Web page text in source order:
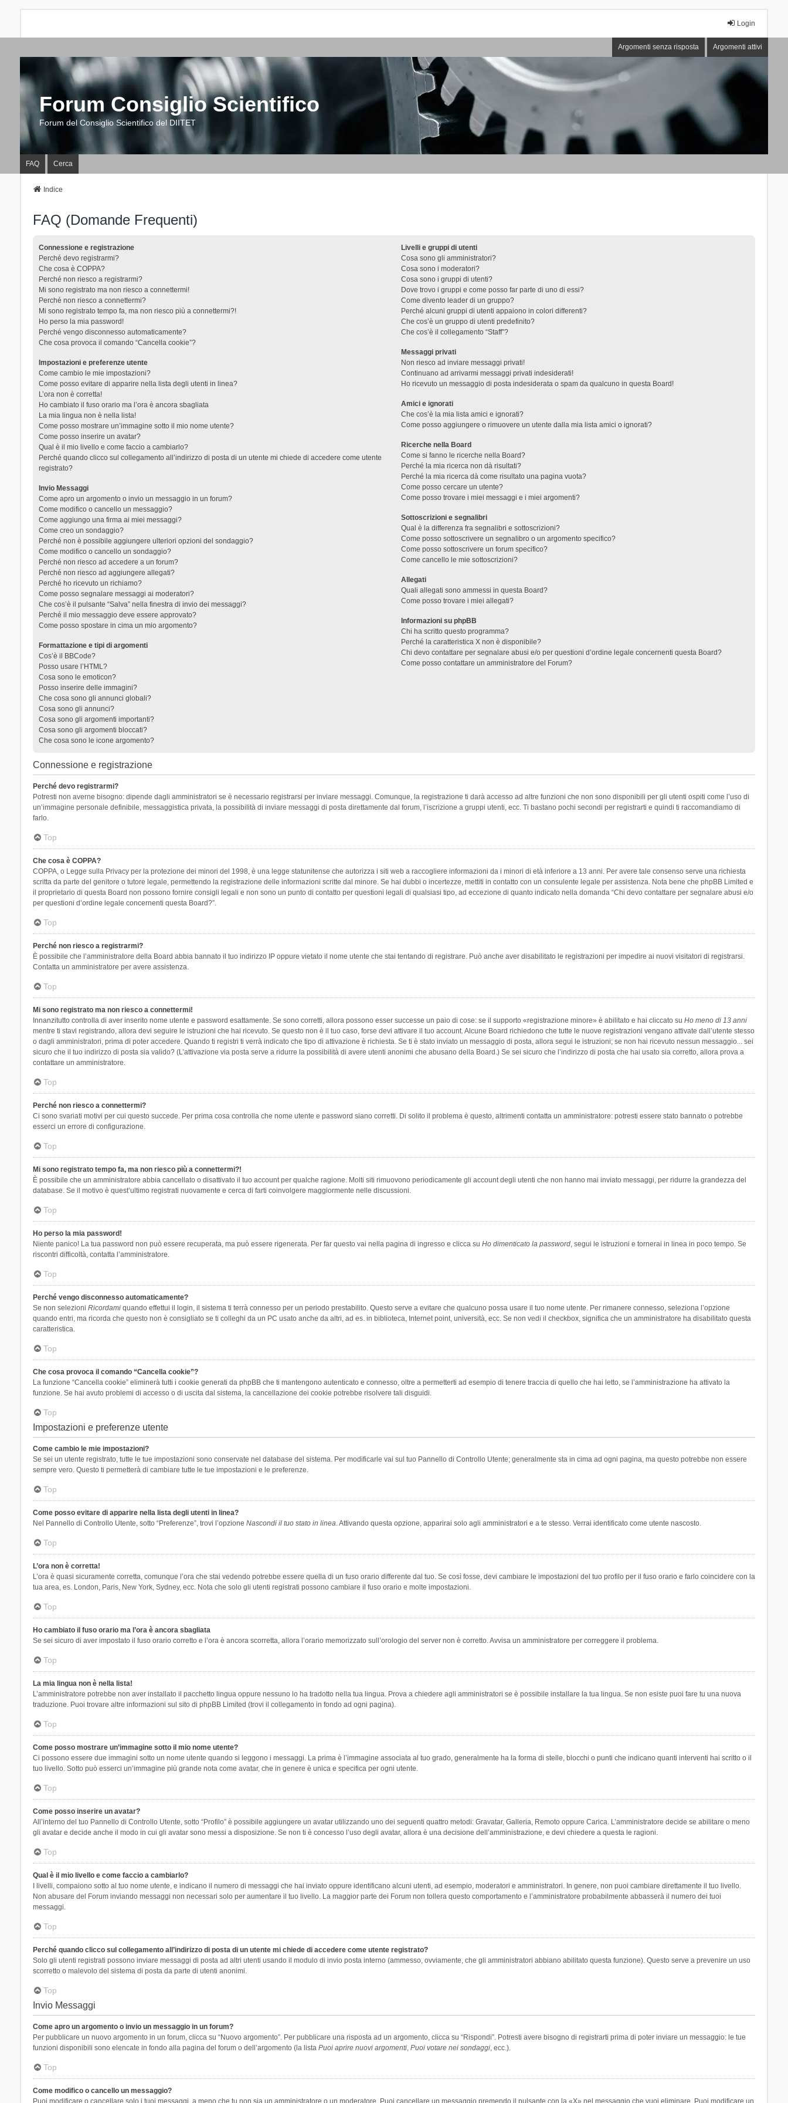
Login
Argomenti senza risposta Argomenti attivi
Forum Consiglio Scientifico
Forum del Consiglio Scientifico del DIITET
FAQ Cerca
Indice
FAQ (Domande Frequenti)
Connessione e registrazione
Perché devo registrarmi?
Che cosa è COPPA?
Perché non riesco a registrarmi?
Mi sono registrato ma non riesco a connettermi!
Perché non riesco a connettermi?
Mi sono registrato tempo fa, ma non riesco più a connettermi?!
Ho perso la mia password!
Perché vengo disconnesso automaticamente?
Che cosa provoca il comando “Cancella cookie”?
Impostazioni e preferenze utente
Come cambio le mie impostazioni?
Come posso evitare di apparire nella lista degli utenti in linea?
L’ora non è corretta!
Ho cambiato il fuso orario ma l’ora è ancora sbagliata
La mia lingua non è nella lista!
Come posso mostrare un’immagine sotto il mio nome utente?
Come posso inserire un avatar?
Qual è il mio livello e come faccio a cambiarlo?
Perché quando clicco sul collegamento all’indirizzo di posta di un utente mi chiede di accedere come utente
registrato?
Invio Messaggi
Come apro un argomento o invio un messaggio in un forum?
Come modifico o cancello un messaggio?
Come aggiungo una firma ai miei messaggi?
Come creo un sondaggio?
Perché non è possibile aggiungere ulteriori opzioni del sondaggio?
Come modifico o cancello un sondaggio?
Perché non riesco ad accedere a un forum?
Perché non riesco ad aggiungere allegati?
Perché ho ricevuto un richiamo?
Come posso segnalare messaggi ai moderatori?
Che cos’è il pulsante “Salva” nella finestra di invio dei messaggi?
Perché il mio messaggio deve essere approvato?
Come posso spostare in cima un mio argomento?
Formattazione e tipi di argomenti
Cos’è il BBCode?
Posso usare l’HTML?
Cosa sono le emoticon?
Posso inserire delle immagini?
Che cosa sono gli annunci globali?
Cosa sono gli annunci?
Cosa sono gli argomenti importanti?
Cosa sono gli argomenti bloccati?
Che cosa sono le icone argomento?
Livelli e gruppi di utenti
Cosa sono gli amministratori?
Cosa sono i moderatori?
Cosa sono i gruppi di utenti?
Dove trovo i gruppi e come posso far parte di uno di essi?
Come divento leader di un gruppo?
Perché alcuni gruppi di utenti appaiono in colori differenti?
Che cos’è un gruppo di utenti predefinito?
Che cos’è il collegamento “Staff”?
Messaggi privati
Non riesco ad inviare messaggi privati!
Continuano ad arrivarmi messaggi privati indesiderati!
Ho ricevuto un messaggio di posta indesiderata o spam da qualcuno in questa Board!
Amici e ignorati
Che cos’è la mia lista amici e ignorati?
Come posso aggiungere o rimuovere un utente dalla mia lista amici o ignorati?
Ricerche nella Board
Come si fanno le ricerche nella Board?
Perché la mia ricerca non dà risultati?
Perché la mia ricerca dà come risultato una pagina vuota?
Come posso cercare un utente?
Come posso trovare i miei messaggi e i miei argomenti?
Sottoscrizioni e segnalibri
Qual è la differenza fra segnalibri e sottoscrizioni?
Come posso sottoscrivere un segnalibro o un argomento specifico?
Come posso sottoscrivere un forum specifico?
Come cancello le mie sottoscrizioni?
Allegati
Quali allegati sono ammessi in questa Board?
Come posso trovare i miei allegati?
Informazioni su phpBB
Chi ha scritto questo programma?
Perché la caratteristica X non è disponibile?
Chi devo contattare per segnalare abusi e/o per questioni d’ordine legale concernenti questa Board?
Come posso contattare un amministratore del Forum?
Connessione e registrazione
Perché devo registrarmi?
Potresti non averne bisogno: dipende dagli amministratori se è necessario registrarsi per inviare messaggi. Comunque, la registrazione ti darà accesso ad altre funzioni che non sono disponibili per gli utenti ospiti come l’uso di
un’immagine personale definibile, messaggistica privata, la possibilità di inviare messaggi di posta direttamente dal forum, l’iscrizione a gruppi utenti, ecc. Ti bastano pochi secondi per registrarti e quindi ti raccomandiamo di
farlo.
Top
Che cosa è COPPA?
COPPA, o Legge sulla Privacy per la protezione dei minori del 1998, è una legge statunitense che autorizza i siti web a raccogliere informazioni da i minori di età inferiore a 13 anni. Per avere tale consenso serve una richiesta
scritta da parte del genitore o tutore legale, permettendo la registrazione delle informazioni scritte dal minore. Se hai dubbi o incertezze, mettiti in contatto con un consulente legale per assistenza. Nota bene che phpBB Limited e
il proprietario di questa Board non possono fornire consigli legali e non sono un punto di contatto per questioni legali di qualsiasi tipo, ad eccezione di quanto indicato nella domanda “Chi devo contattare per segnalare abusi e/o
per questioni d’ordine legale concernenti questa Board?”.
Top
Perché non riesco a registrarmi?
È possibile che l’amministratore della Board abbia bannato il tuo indirizzo IP oppure vietato il nome utente che stai tentando di registrare. Può anche aver disabilitato le registrazioni per impedire ai nuovi visitatori di registrarsi.
Contatta un amministratore per avere assistenza.
Top
Mi sono registrato ma non riesco a connettermi!
Innanzitutto controlla di aver inserito nome utente e password esattamente. Se sono corretti, allora possono esser successe un paio di cose: se il supporto «registrazione minore» è abilitato e hai cliccato su Ho meno di 13 anni
mentre ti stavi registrando, allora devi seguire le istruzioni che hai ricevuto. Se questo non è il tuo caso, forse devi attivare il tuo account. Alcune Board richiedono che tutte le nuove registrazioni vengano attivate dall’utente stesso
o dagli amministratori, prima di poter accedere. Quando ti registri ti verrà indicato che tipo di attivazione è richiesta. Se ti è stato inviato un messaggio di posta, allora segui le istruzioni; se non hai ricevuto nessun messaggio... sei
sicuro che il tuo indirizzo di posta sia valido? (L’attivazione via posta serve a ridurre la possibilità di avere utenti anonimi che abusano della Board.) Se sei sicuro che l’indirizzo di posta che hai usato sia corretto, allora prova a
contattare un amministratore.
Top
Perché non riesco a connettermi?
Ci sono svariati motivi per cui questo succede. Per prima cosa controlla che nome utente e password siano corretti. Di solito il problema è questo, altrimenti contatta un amministratore: potresti essere stato bannato o potrebbe
esserci un errore di configurazione.
Top
Mi sono registrato tempo fa, ma non riesco più a connettermi?!
È possibile che un amministratore abbia cancellato o disattivato il tuo account per qualche ragione. Molti siti rimuovono periodicamente gli account degli utenti che non hanno mai inviato messaggi, per ridurre la grandezza del
database. Se il motivo è quest’ultimo registrati nuovamente e cerca di farti coinvolgere maggiormente nelle discussioni.
Top
Ho perso la mia password!
Niente panico! La tua password non può essere recuperata, ma può essere rigenerata. Per far questo vai nella pagina di ingresso e clicca su Ho dimenticato la password, segui le istruzioni e tornerai in linea in poco tempo. Se
riscontri difficoltà, contatta l’amministratore.
Top
Perché vengo disconnesso automaticamente?
Se non selezioni Ricordamiquando effettui il login, il sistema ti terrà connesso per un periodo prestabilito. Questo serve a evitare che qualcuno possa usare il tuo nome utente. Per rimanere connesso, seleziona l’opzione
quando entri, ma ricorda che questo non è consigliato se ti colleghi da un PC usato anche da altri, ad es. in biblioteca, Internet point, università, ecc. Se non vedi il checkbox, significa che un amministratore ha disabilitato questa
caratteristica.
Top
Che cosa provoca il comando “Cancella cookie”?
La funzione “Cancella cookie” eliminerà tutti i cookie generati da phpBB che ti mantengono autenticato e connesso, oltre a permetterti ad esempio di tenere traccia di quello che hai letto, se l’amministrazione ha attivato la
funzione. Se hai avuto problemi di accesso o di uscita dal sistema, la cancellazione dei cookie potrebbe risolvere tali disguidi.
Top
Impostazioni e preferenze utente
Come cambio le mie impostazioni?
Se sei un utente registrato, tutte le tue impostazioni sono conservate nel database del sistema. Per modificarle vai sul tuo Pannello di Controllo Utente; generalmente sta in cima ad ogni pagina, ma questo potrebbe non essere
sempre vero. Questo ti permetterà di cambiare tutte le tue impostazioni e le preferenze.
Top
Come posso evitare di apparire nella lista degli utenti in linea?
Nel Pannello di Controllo Utente, sotto “Preferenze”, trovi l’opzione Nascondi il tuo stato in linea. Attivando questa opzione, apparirai solo agli amministratori e a te stesso. Verrai identificato come utente nascosto.
Top
L’ora non è corretta!
L’ora è quasi sicuramente corretta, comunque l’ora che stai vedendo potrebbe essere quella di un fuso orario differente dal tuo. Se così fosse, devi cambiare le impostazioni del tuo profilo per il fuso orario e farlo coincidere con la
tua area, es. London, Paris, New York, Sydney, ecc. Nota che solo gli utenti registrati possono cambiare il fuso orario e molte impostazioni.
Top
Ho cambiato il fuso orario ma l’ora è ancora sbagliata
Se sei sicuro di aver impostato il fuso orario corretto e l’ora è ancora scorretta, allora l’orario memorizzato sull’orologio del server non è corretto. Avvisa un amministratore per correggere il problema.
Top
La mia lingua non è nella lista!
L’amministratore potrebbe non aver installato il pacchetto lingua oppure nessuno lo ha tradotto nella tua lingua. Prova a chiedere agli amministratori se è possibile installare la tua lingua. Se non esiste puoi fare tu una nuova
traduzione. Puoi trovare altre informazioni sul sito di phpBB Limited (trovi il collegamento in fondo ad ogni pagina).
Top
Come posso mostrare un’immagine sotto il mio nome utente?
Ci possono essere due immagini sotto un nome utente quando si leggono i messaggi. La prima è l’immagine associata al tuo grado, generalmente ha la forma di stelle, blocchi o punti che indicano quanti interventi hai scritto o il
tuo livello. Sotto può esserci un’immagine più grande nota come avatar, che in genere è unica e specifica per ogni utente.
Top
Come posso inserire un avatar?
All’interno del tuo Pannello di Controllo Utente, sotto “Profilo” è possibile aggiungere un avatar utilizzando uno dei seguenti quattro metodi: Gravatar, Galleria, Remoto oppure Carica. L’amministratore decide se abilitare o meno
gli avatar e decide anche il modo in cui gli avatar sono messi a disposizione. Se non ti è concesso l’uso degli avatar, allora è una decisione dell’amministrazione, e devi chiedere a questa le ragioni.
Top
Qual è il mio livello e come faccio a cambiarlo?
I livelli, compaiono sotto al tuo nome utente, e indicano il numero di messaggi che hai inviato oppure identificano alcuni utenti, ad esempio, moderatori e amministratori. In genere, non puoi cambiare direttamente il tuo livello.
Non abusare del Forum inviando messaggi non necessari solo per aumentare il tuo livello. La maggior parte dei Forum non tollera questo comportamento e l’amministratore probabilmente abbasserà il numero dei tuoi
messaggi.
Top
Perché quando clicco sul collegamento all’indirizzo di posta di un utente mi chiede di accedere come utente registrato?
Solo gli utenti registrati possono inviare messaggi di posta ad altri utenti usando il modulo di invio posta interno (ammesso, ovviamente, che gli amministratori abbiano abilitato questa funzione). Questo serve a prevenire un uso
scorretto o malevolo del sistema di posta da parte di utenti anonimi.
Top
Invio Messaggi
Come apro un argomento o invio un messaggio in un forum?
Per pubblicare un nuovo argomento in un forum, clicca su “Nuovo argomento”. Per pubblicare una risposta ad un argomento, clicca su “Rispondi”. Potresti avere bisogno di registrarti prima di poter inviare un messaggio: le tue
funzioni disponibili sono elencate in fondo alla pagina del forum o dell’argomento (la lista Puoi aprire nuovi argomenti, Puoi votare nei sondaggi, ecc.).
Top
Come modifico o cancello un messaggio?
Puoi modificare o cancellare solo i tuoi messaggi, a meno che tu non sia un amministratore o un moderatore. Puoi cancellare un messaggio premendo il pulsante con la «X» nel messaggio che vuoi eliminare. Puoi modificare un